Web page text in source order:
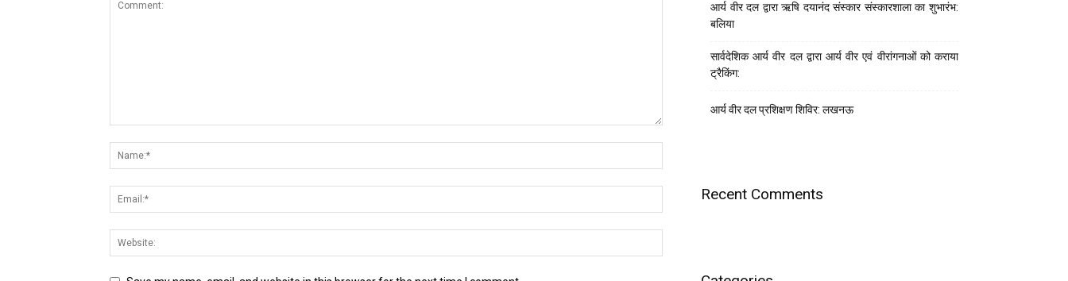
आर्य वीर दल द्वारा ऋषि दयानंद संस्कार संस्कारशाला का शुभारंभ:
बलिया
सार्वदेशिक आर्य वीर दल द्वारा आर्य वीर एवं वीरांगनाओं को कराया
ट्रैकिंग:
आर्य वीर दल प्रशिक्षण शिविर: लखनऊ
Recent Comments